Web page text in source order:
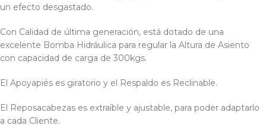
un efecto desgastado.
Con Calidad de última generación, está dotado de una
excelente Bomba Hidráulica para regular la Altura de Asiento
con capacidad de carga de 300kgs.
El Apoyapiés es giratorio y el Respaldo es Reclinable.
El Reposacabezas es extraíble y ajustable, para poder adaptarlo
a cada Cliente.